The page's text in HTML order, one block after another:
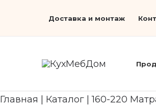
Доставка и монтаж
Главная Каталог |160-220